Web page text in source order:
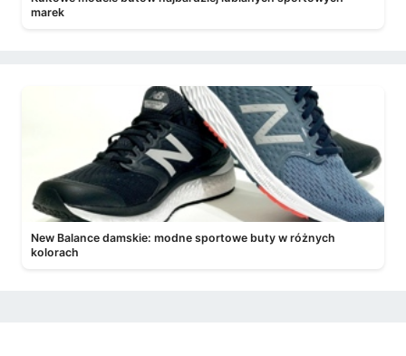
marek
New Balance damskie: modne sportowe buty w różnych
kolorach